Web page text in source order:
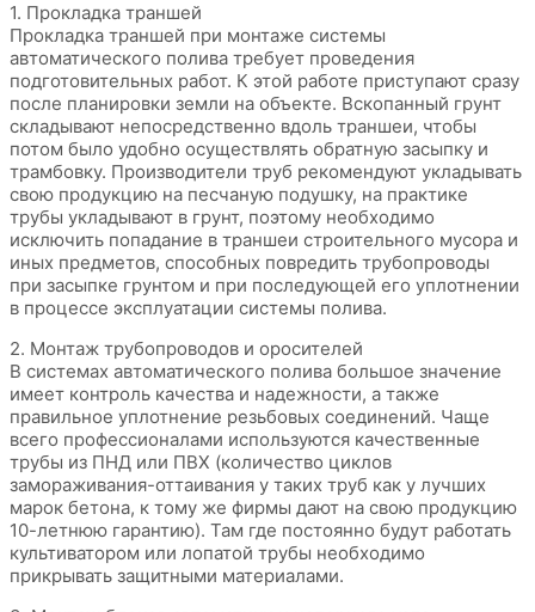
1. Прокладка траншей
Прокладка траншей при монтаже системы
автоматического полива требует проведения
подготовительных работ. К этой работе приступают сразу
после планировки земли на объекте. Вскопанный грунт
складывают непосредственно вдоль траншеи, чтобы
потом было удобно осуществлять обратную засыпку и
трамбовку. Производители труб рекомендуют укладывать
свою продукцию на песчаную подушку, на практике
трубы укладывают в грунт, поэтому необходимо
исключить попадание в траншеи строительного мусора и
иных предметов, способных повредить трубопроводы
при засыпке грунтом и при последующей его уплотнении
в процессе эксплуатации системы полива.
2. Монтаж трубопроводов и оросителей
В системах автоматического полива большое значение
имеет контроль качества и надежности, а также
правильное уплотнение резьбовых соединений. Чаще
всего профессионалами используются качественные
трубы из ПНД или ПВХ (количество циклов
замораживания-оттаивания у таких труб как у лучших
марок бетона, к тому же фирмы дают на свою продукцию
10-летнюю гарантию). Там где постоянно будут работать
культиватором или лопатой трубы необходимо
прикрывать защитными материалами.